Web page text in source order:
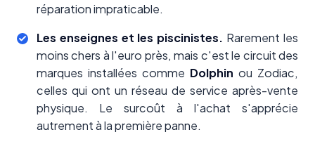
réparation impraticable.
Les enseignes et les piscinistes. Rarement les
moins chers à l'euro près, mais c'est le circuit des
marques installées comme Dolphin ou Zodiac,
celles qui ont un réseau de service après-vente
physique. Le surcoût à l'achat s'apprécie
autrement à la première panne.